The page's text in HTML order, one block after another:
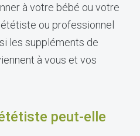
à votre bébé ou votre
ou professionnel
les suppléments de
à vous et vos
peut-elle